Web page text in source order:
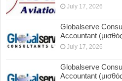
July 17, 2026
Globalserve
Accountant
July 17, 2026
Globalserve
Accountant